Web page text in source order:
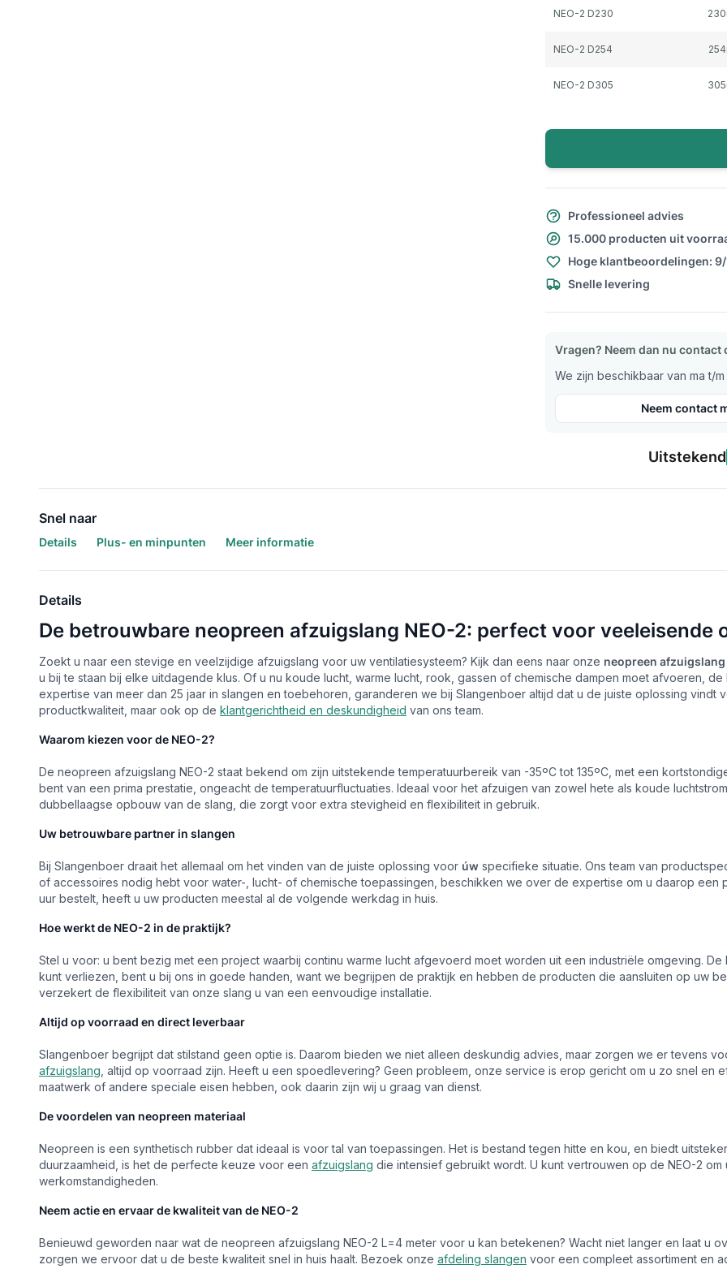
NEO-2 D230
NEO-2 D254
NEO-2 D305
Professioneel advies
15.000 producten uit
Hoge klantbeoordelingen:
Snelle levering
Vragen? Neem dan nu contact
We zijn beschikbaar van ma t/
Neem contact
Uitstekend
Snel naar
Details Plus- en minpunten Meer informatie
Details
De betrouwbare neopreen afzuigslang NEO-2: perfect voor veeleisende
Zoekt u naar een stevige en veelzijdige afzuigslang voor uw ventilatiesysteem? Kijk dan eens naar onze neopreen
u bij te staan bij elke uitdagende klus. Of u nu koude lucht, warme lucht, rook, gassen of chemische dampen moet afvoeren,
expertise van meer dan 25 jaar in slangen en toebehoren, garanderen we bij Slangenboer altijd dat u de juiste oplossing vindt
productkwaliteit, maar ook op de klantgerichtheid en deskundigheid van ons team.
Waarom kiezen voor de NEO-2?
De neopreen afzuigslang NEO-2 staat bekend om zijn uitstekende temperatuurbereik van -35ºC tot 135ºC, met een
bent van een prima prestatie, ongeacht de temperatuurfluctuaties. Ideaal voor het afzuigen van zowel hete als koude
dubbellaagse opbouw van de slang, die zorgt voor extra stevigheid en flexibiliteit in gebruik.
Uw betrouwbare partner in slangen
Bij Slangenboer draait het allemaal om het vinden van de juiste oplossing voor úw specifieke situatie. Ons team van
of accessoires nodig hebt voor water-, lucht- of chemische toepassingen, beschikken we over de expertise om u daarop een
uur bestelt, heeft u uw producten meestal al de volgende werkdag in huis.
Hoe werkt de NEO-2 in de praktijk?
Stel u voor: u bent bezig met een project waarbij continu warme lucht afgevoerd moet worden uit een industriële omgeving.
kunt verliezen, bent u bij ons in goede handen, want we begrijpen de praktijk en hebben de producten die aansluiten op uw
verzekert de flexibiliteit van onze slang u van een eenvoudige installatie.
Altijd op voorraad en direct leverbaar
Slangenboer begrijpt dat stilstand geen optie is. Daarom bieden we niet alleen deskundig advies, maar zorgen we er tevens
afzuigslang , altijd op voorraad zijn. Heeft u een spoedlevering? Geen probleem, onze service is erop gericht om u zo snel en
maatwerk of andere speciale eisen hebben, ook daarin zijn wij u graag van dienst.
De voordelen van neopreen materiaal
Neopreen is een synthetisch rubber dat ideaal is voor tal van toepassingen. Het is bestand tegen hitte en kou, en biedt
duurzaamheid, is het de perfecte keuze voor een afzuigslang die intensief gebruikt wordt. U kunt vertrouwen op de NEO-2
werkomstandigheden.
Neem actie en ervaar de kwaliteit van de NEO-2
Benieuwd geworden naar wat de neopreen afzuigslang NEO-2 L=4 meter voor u kan betekenen? Wacht niet langer en laat u
zorgen we ervoor dat u de beste kwaliteit snel in huis haalt. Bezoek onze afdeling slangen voor een compleet assortiment en